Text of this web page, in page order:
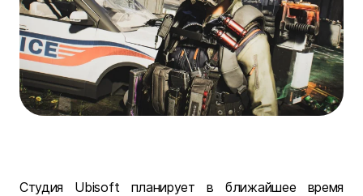
Студия Ubisoft планирует в ближайшее время